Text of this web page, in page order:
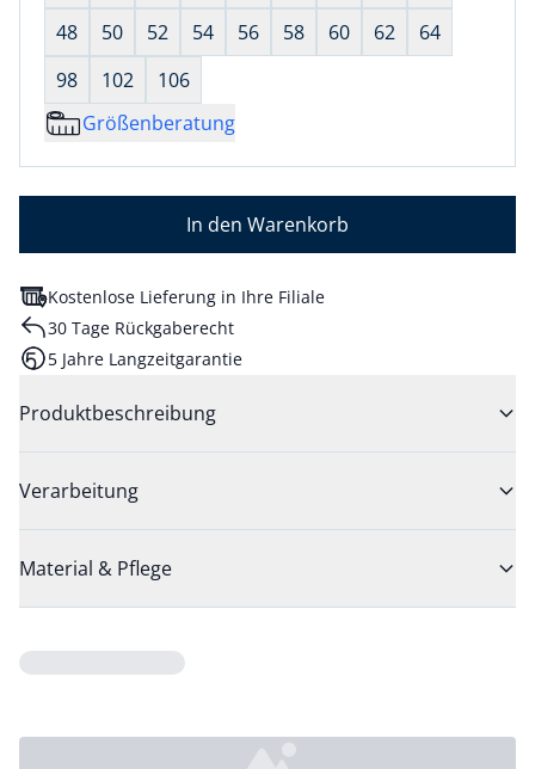
48
50 52 54 56 58 60 62
64
98
102
106
Größenberatung
In den Warenkorb
Kostenlose Lieferung in Ihre Filiale
30 Tage Rückgaberecht
5 Jahre Langzeitgarantie
Produktbeschreibung
Verarbeitung
Material & Pflege